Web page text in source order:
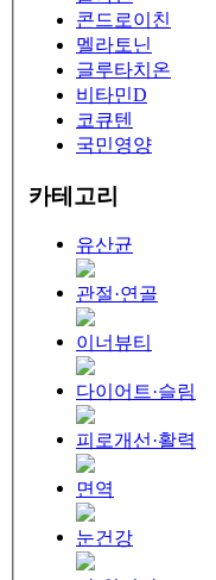
콘드로이친
멜라토닌
글루타치온
비타민D
코큐텐
국민영양
카테고리
유산균
관절·연골
이너뷰티
다이어트·슬림
피로개선·활력
면역
눈건강